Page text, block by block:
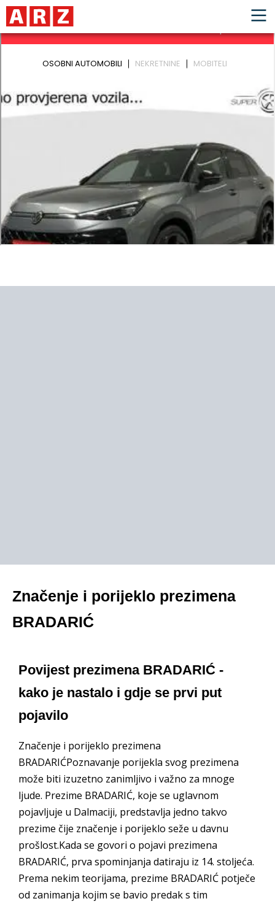
Značenje i porijeklo prezimena
BRADARIĆ
Povijest prezimena BRADARIĆ -
kako je nastalo i gdje se prvi put
pojavilo
Značenje i porijeklo prezimena
BRADARIĆPoznavanje porijekla svog prezimena
može biti izuzetno zanimljivo i važno za mnoge
ljude. Prezime BRADARIĆ, koje se uglavnom
pojavljuje u Dalmaciji, predstavlja jedno takvo
prezime čije značenje i porijeklo seže u davnu
prošlost.Kada se govori o pojavi prezimena
BRADARIĆ, prva spominjanja datiraju iz 14. stoljeća.
Prema nekim teorijama, prezime BRADARIĆ potječe
od zanimanja kojim se bavio predak s tim